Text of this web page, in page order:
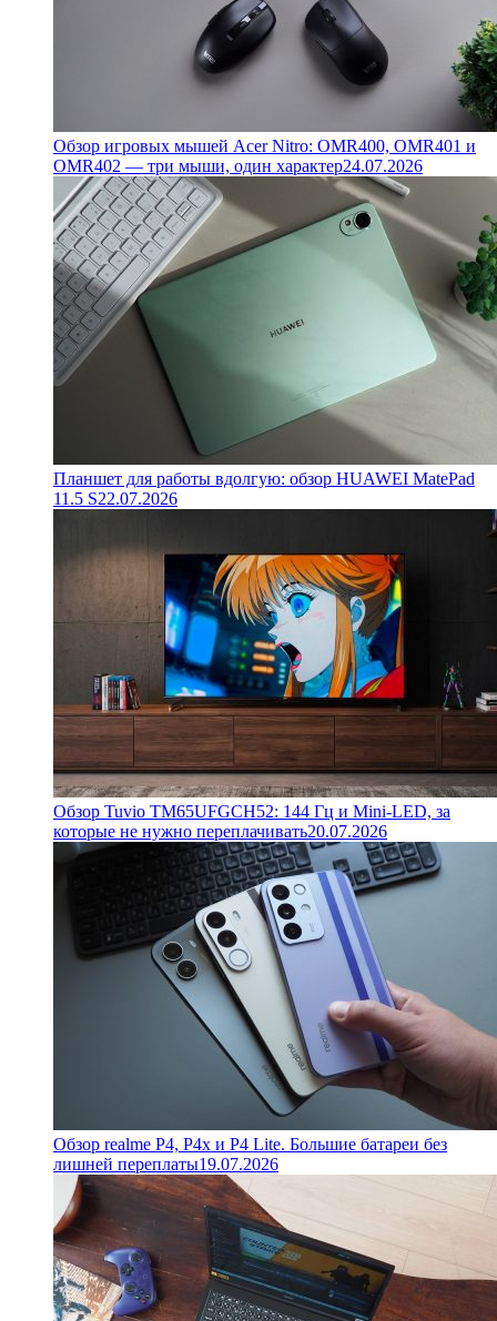
Обзор игровых мышей Acer Nitro: OMR400, OMR401 и
OMR402 — три мыши, один характер24.07.2026
Планшет для работы вдолгую: обзор HUAWEI MatePad
11.5 S22.07.2026
Обзор Tuvio TM65UFGCH52: 144 Гц и Mini-LED, за
которые не нужно переплачивать20.07.2026
Обзор realme P4, P4x и P4 Lite. Большие батареи без
лишней переплаты19.07.2026